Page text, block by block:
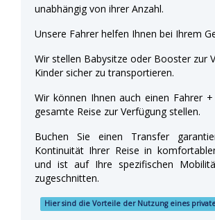
unabhängig von ihrer Anzahl.
Unsere Fahrer helfen Ihnen bei Ihrem
Wir stellen Babysitze oder Booster zur
Kinder sicher zu transportieren.
Wir können Ihnen auch einen Fahrer
gesamte Reise zur Verfügung stellen.
Buchen Sie einen Transfer
Kontinuität Ihrer Reise in
und ist auf Ihre spezifischen
zugeschnitten.
Hier sind die Vorteile der Nutzung eines